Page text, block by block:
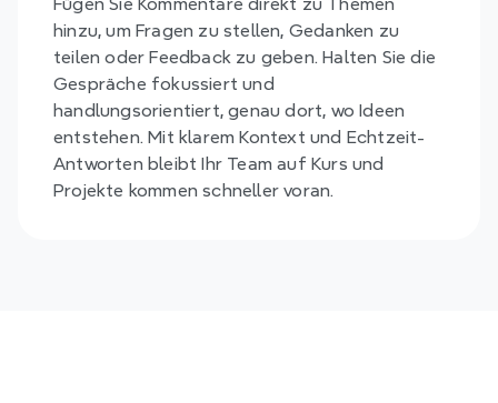
Fügen Sie Kommentare direkt zu Themen
hinzu, um Fragen zu stellen, Gedanken zu
teilen oder Feedback zu geben. Halten Sie die
Gespräche fokussiert und
handlungsorientiert, genau dort, wo Ideen
entstehen. Mit klarem Kontext und Echtzeit-
Antworten bleibt Ihr Team auf Kurs und
Projekte kommen schneller voran.